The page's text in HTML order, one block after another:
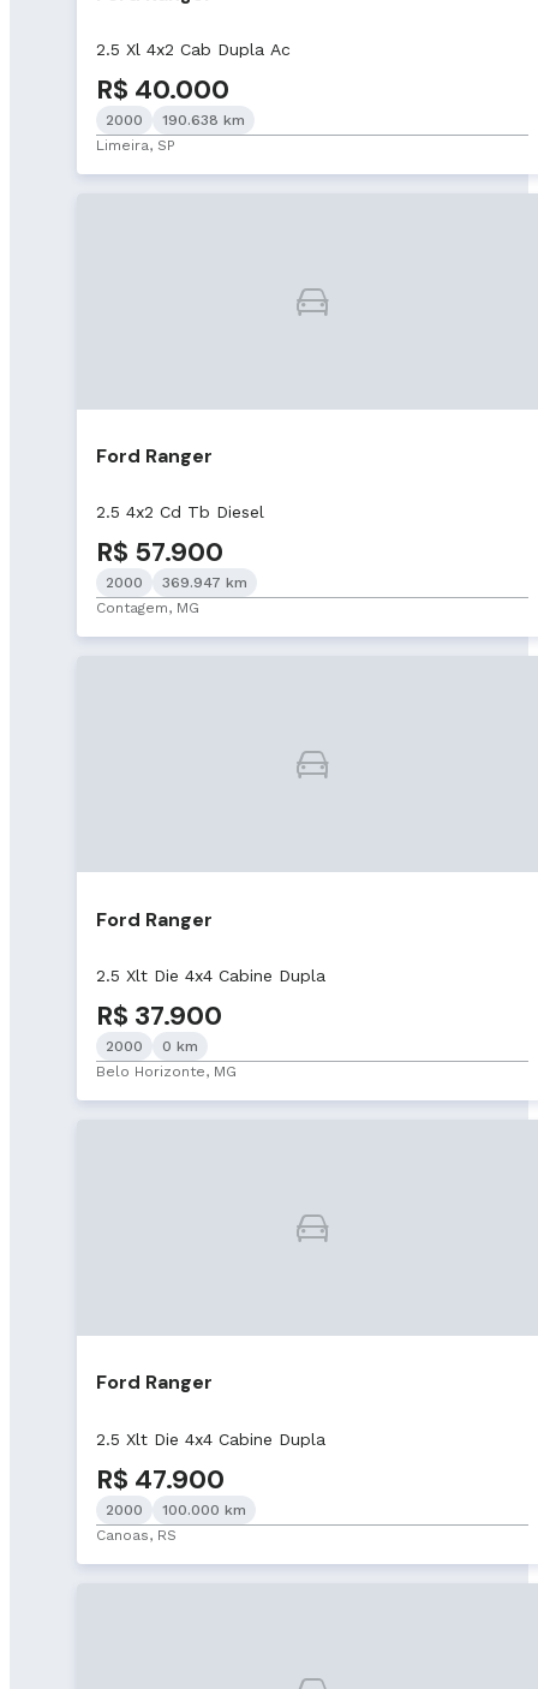
2.5 Xl 4x2 Cab Dupla Ac
R$ 40.000
2000
190.638 km
Limeira, SP
Ford Ranger
2.5 4x2 Cd Tb Diesel
R$ 57.900
2000
369.947 km
Contagem, MG
Ford Ranger
2.5 Xlt Die 4x4 Cabine Dupla
R$ 37.900
2000
0 km
Belo Horizonte, MG
Ford Ranger
2.5 Xlt Die 4x4 Cabine Dupla
R$ 47.900
2000
100.000 km
Canoas, RS